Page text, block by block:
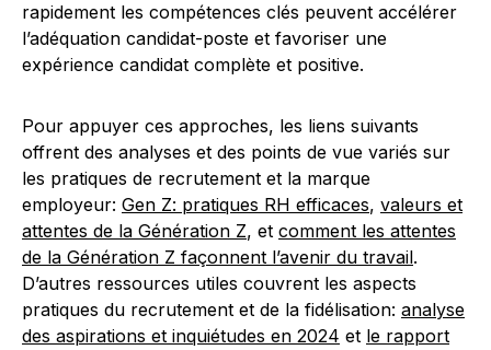
rapidement les compétences clés peuvent accélérer
l’adéquation candidat-poste et favoriser une
expérience candidat complète et positive.
Pour appuyer ces approches, les liens suivants
offrent des analyses et des points de vue variés sur
les pratiques de recrutement et la marque
employeur: Gen Z: pratiques RH efficaces, valeurs et
attentes de la Génération Z, et comment les attentes
de la Génération Z façonnent l’avenir du travail.
D’autres ressources utiles couvrent les aspects
pratiques du recrutement et de la fidélisation: analyse
des aspirations et inquiétudes en 2024 et le rapport